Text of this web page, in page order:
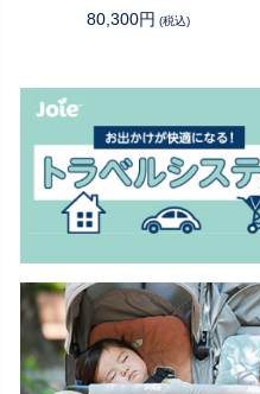
80,300円 (税込)